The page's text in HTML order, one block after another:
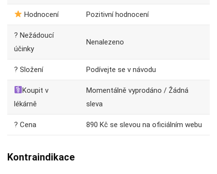
Hodnocení Pozitivní hodnocení
? Nežádoucí
účinky
Nenalezeno
? Složení Podívejte se v návodu
Koupit v
lékárně
Momentálně vyprodáno / Žádná
sleva
? Cena 890 Kč se slevou na oficiálním webu
Kontraindikace